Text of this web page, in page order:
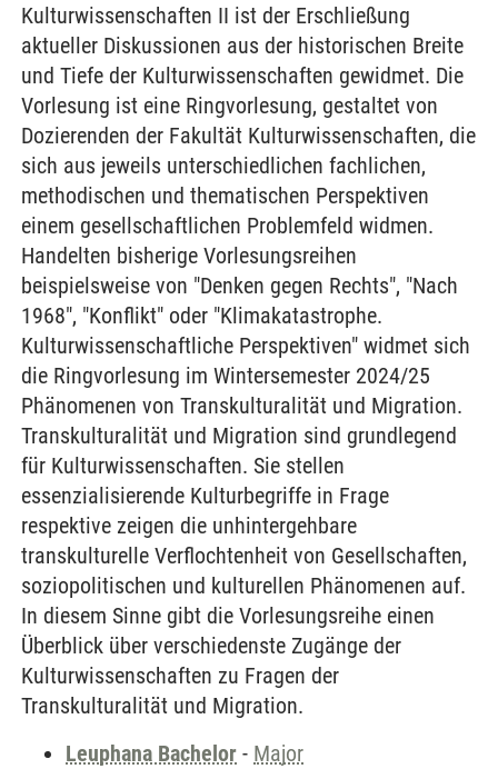
Kulturwissenschaften II ist der Erschließung
aktueller Diskussionen aus der historischen Breite
und Tiefe der Kulturwissenschaften gewidmet. Die
Vorlesung ist eine Ringvorlesung, gestaltet von
Dozierenden der Fakultät Kulturwissenschaften, die
sich aus jeweils unterschiedlichen fachlichen,
methodischen und thematischen Perspektiven
einem gesellschaftlichen Problemfeld widmen.
Handelten bisherige Vorlesungsreihen
beispielsweise von "Denken gegen Rechts", "Nach
1968", "Konflikt" oder "Klimakatastrophe.
Kulturwissenschaftliche Perspektiven" widmet sich
die Ringvorlesung im Wintersemester 2024/25
Phänomenen von Transkulturalität und Migration.
Transkulturalität und Migration sind grundlegend
für Kulturwissenschaften. Sie stellen
essenzialisierende Kulturbegriffe in Frage
respektive zeigen die unhintergehbare
transkulturelle Verflochtenheit von Gesellschaften,
soziopolitischen und kulturellen Phänomenen auf.
In diesem Sinne gibt die Vorlesungsreihe einen
Überblick über verschiedenste Zugänge der
Kulturwissenschaften zu Fragen der
Transkulturalität und Migration.
Leuphana Bachelor - Major